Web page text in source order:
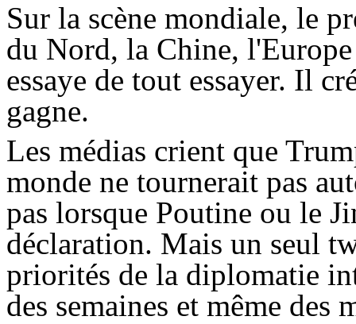
Sur la scène mondiale, le
du Nord, la Chine,
essaye de tout essayer. Il
gagne.
Les médias crient que
monde ne tournerait pas
pas lorsque Poutine ou le
déclaration. Mais un seul
priorités de la diplomatie
des semaines et même des